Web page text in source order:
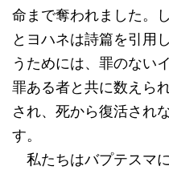
命まで奪われました。
とヨハネは詩篇を引用
うためには、罪のない
罪ある者と共に数えら
され、死から復活され
す。
私たちはバプテスマ